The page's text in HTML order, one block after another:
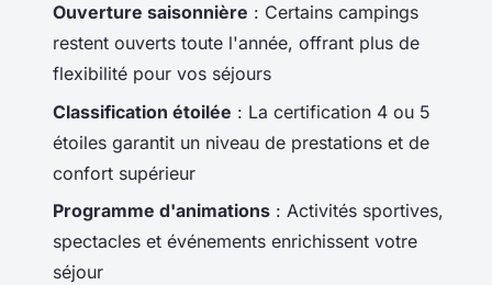
Ouverture saisonnière : Certains campings
restent ouverts toute l'année, offrant plus de
flexibilité pour vos séjours
Classification étoilée : La certification 4 ou 5
étoiles garantit un niveau de prestations et de
confort supérieur
Programme d'animations : Activités sportives,
spectacles et événements enrichissent votre
séjour